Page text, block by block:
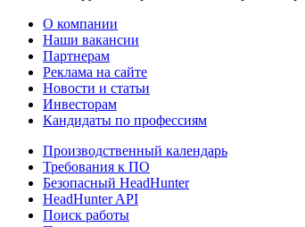
О компании
Наши вакансии
Партнерам
Реклама на сайте
Новости и статьи
Инвесторам
Кандидаты по профессиям
Производственный календарь
Требования к ПО
Безопасный HeadHunter
HeadHunter API
Поиск работы